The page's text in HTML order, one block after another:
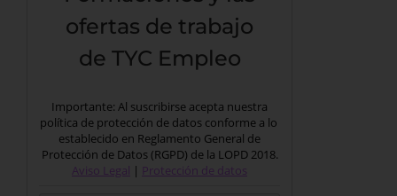
ofertas de trabajo
de TYC Empleo
Importante: Al suscribirse acepta nuestra
política de protección de datos conforme a lo
establecido en Reglamento General de
Protección de Datos (RGPD) de la LOPD 2018.
Aviso Legal | Protección de datos